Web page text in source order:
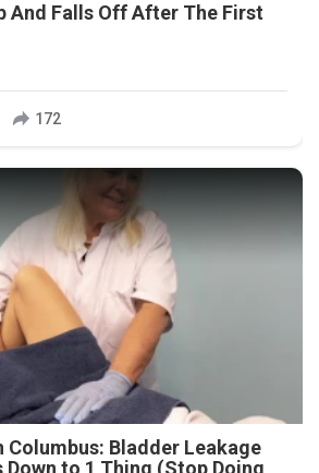
And Falls Off After The First
172
Columbus: Bladder Leakage